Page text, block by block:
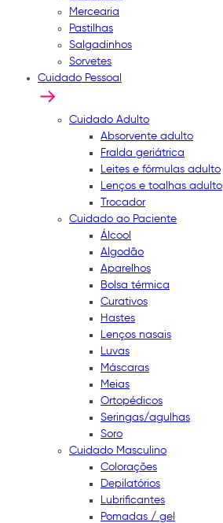
Mercearia
Pastilhas
Salgadinhos
Sorvetes
Cuidado Pessoal
Cuidado Adulto
Absorvente adulto
Fralda geriátrica
Leites e fórmulas adulto
Lenços e toalhas adulto
Trocador
Cuidado ao Paciente
Álcool
Algodão
Aparelhos
Bolsa térmica
Curativos
Hastes
Lenços nasais
Luvas
Máscaras
Meias
Ortopédicos
Seringas/agulhas
Soro
Cuidado Masculino
Colorações
Depilatórios
Lubrificantes
Pomadas / gel